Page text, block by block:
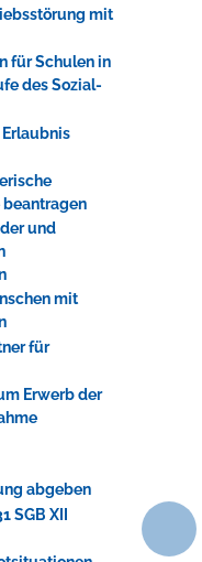
mit
für Schulen in
des Sozial-
und
mit
für
Erwerb der
abgeben
SGB XII